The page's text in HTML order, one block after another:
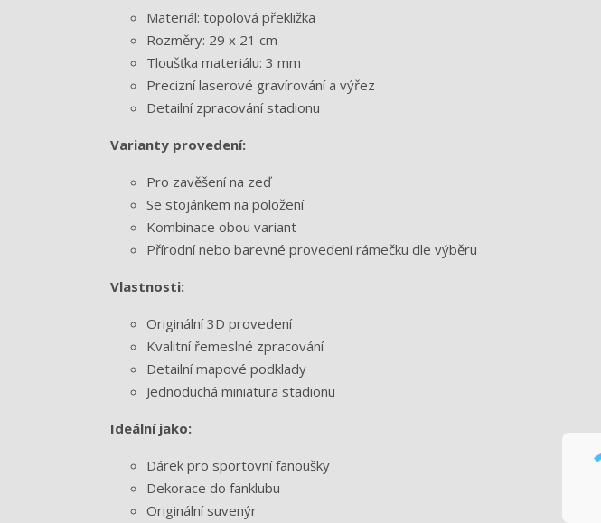
Materiál: topolová překližka
Rozměry: 29 x 21 cm
Tloušťka materiálu: 3 mm
Precizní laserové gravírování a výřez
Detailní zpracování stadionu
Varianty provedení:
Pro zavěšení na zeď
Se stojánkem na položení
Kombinace obou variant
Přírodní nebo barevné provedení rámečku dle výběru
Vlastnosti:
Originální 3D provedení
Kvalitní řemeslné zpracování
Detailní mapové podklady
Jednoduchá miniatura stadionu
Ideální jako:
Dárek pro sportovní fanoušky
Dekorace do fanklubu
Originální suvenýr